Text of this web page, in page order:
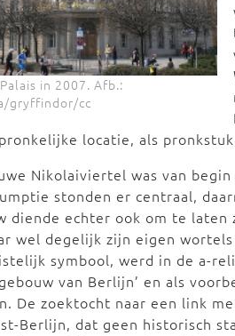
in 2007. Afb.:
gryffindor/cc
locatie, als
Nikolaiviertel was van
stonden er centraal,
diende echter ook om te
wel degelijk zijn eigen
symbool, werd in de a-
van Berlijn’ en als
De zoektocht naar een link
Berlijn, dat geen historisch